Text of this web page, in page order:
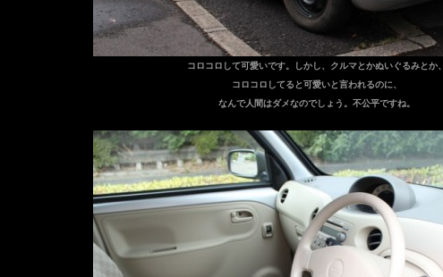
コロコロして可愛いです。
しかし、クルマとかぬいぐるみとか、
コロコロしてると可愛いと言われるのに、
なんで人間はダメなのでしょう。不公平ですね。